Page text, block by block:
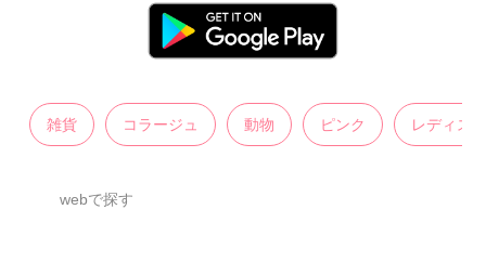
雑貨 コラージュ 動物 ピンク レディス
webで探す